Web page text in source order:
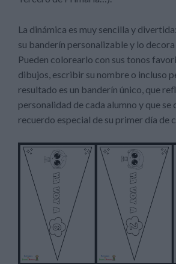
La dinámica es muy sencilla y
su banderín personalizable y lo decora
Pueden colorearlo con sus tonos
dibujos, escribir su nombre o incluso
resultado es un banderín único, que
personalidad de cada alumno y que se
recuerdo especial de su primer día de